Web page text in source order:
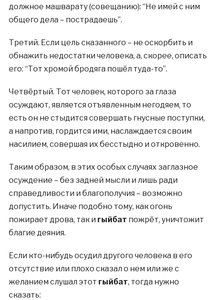
должное машварату (совещанию): “Не имей с ним
общего дела – пострадаешь”.
Третий. Если цель сказанного – не оскорбить и
обнажить недостатки человека, а, скорее, описать
его: “Тот хромой бродяга пошёл туда-то”.
Четвёртый. Тот человек, которого за глаза
осуждают, является отъявленным негодяем, то
есть он не стыдится совершать гнусные поступки,
а напротив, гордится ими, наслаждается своим
насилием, совершая их бесстыдно и откровенно.
Таким образом, в этих особых случаях заглазное
осуждение – без задней мысли и лишь ради
справедливости и благополучия – возможно
допустить. Иначе подобно тому, как огонь
пожирает дрова, так и гыйбат пожрёт, уничтожит
благие деяния.
Если кто-нибудь осудил другого человека в его
отсутствие или плохо сказал о нем или же с
желанием слушал этот гыйбат, тогда нужно
сказать: